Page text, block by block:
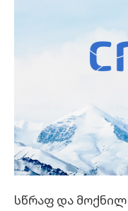
სწრაფ და მოქნილ